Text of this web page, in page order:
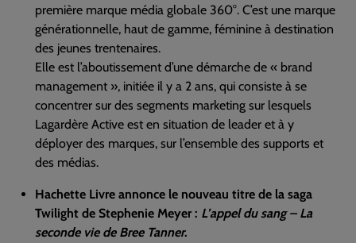
première marque média globale 360°. C’est une marque
générationnelle, haut de gamme, féminine à destination
des jeunes trentenaires.
Elle est l’aboutissement d’une démarche de « brand
management », initiée il y a 2 ans, qui consiste à se
concentrer sur des segments marketing sur lesquels
Lagardère Active est en situation de leader et à y
déployer des marques, sur l’ensemble des supports et
des médias.
Hachette Livre annonce le nouveau titre de la saga
Twilight de Stephenie Meyer : L’appel du sang – La
seconde vie de Bree Tanner.